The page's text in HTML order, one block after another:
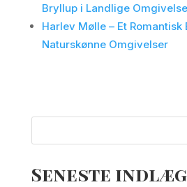
Bryllup i Landlige
Harlev Mølle – Et Romantisk
Naturskønne Omgivelser
Seneste indlæg